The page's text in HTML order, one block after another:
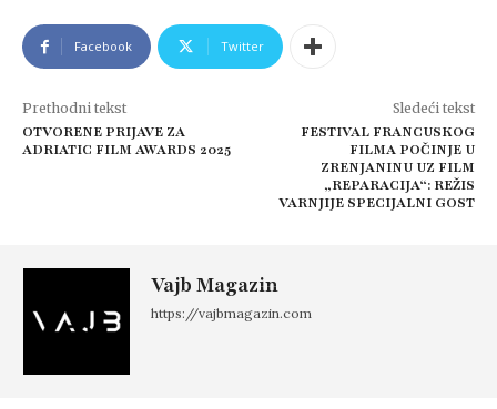
Facebook Twitter
Prethodni tekst
OTVORENE PRIJAVE ZA
ADRIATIC FILM AWARDS 2025
Sledeći tekst
FESTIVAL FRANCUSKOG
FILMA POČINJE U
ZRENJANINU UZ FILM
„REPARACIJA“: REŽIS
VARNJIJE SPECIJALNI GOST
Vajb Magazin
https://vajbmagazin.com